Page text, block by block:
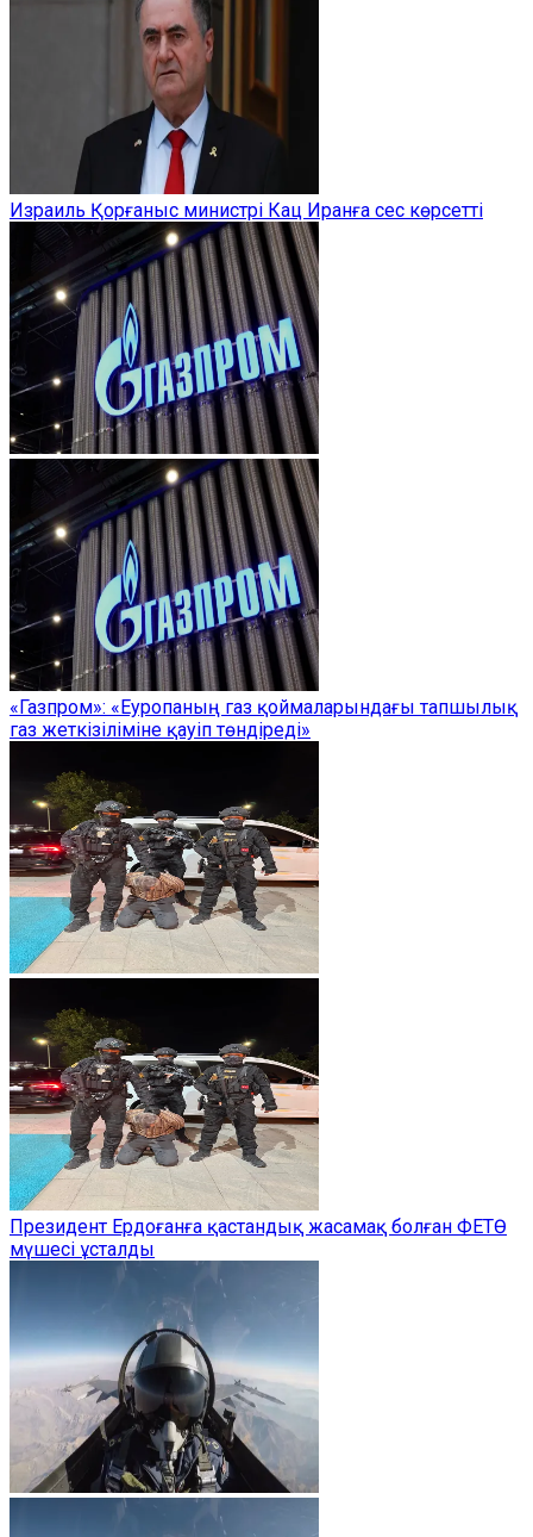
Израиль Қорғаныс министрі Кац Иранға сес көрсетті
«Газпром»: «Еуропаның газ қоймаларындағы тапшылық
газ жеткізіліміне қауіп төндіреді»
Президент Ердоғанға қастандық жасамақ болған ФЕТӨ
мүшесі ұсталды